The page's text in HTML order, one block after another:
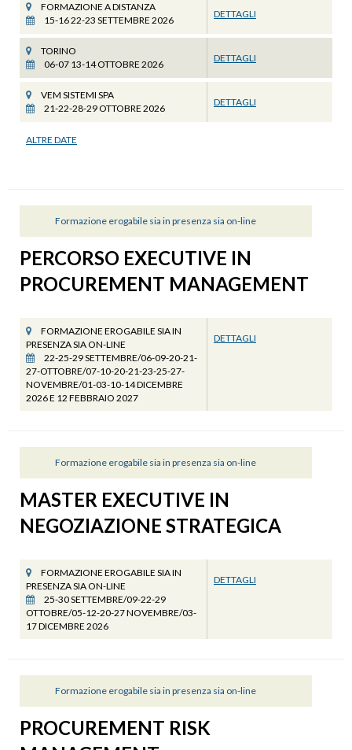
FORMAZIONE A DISTANZA
15-16 22-23 SETTEMBRE 2026
DETTAGLI
TORINO
06-07 13-14 OTTOBRE 2026
DETTAGLI
VEM SISTEMI SPA
21-22-28-29 OTTOBRE 2026
DETTAGLI
ALTRE DATE
Formazione erogabile sia in presenza sia on-line
PERCORSO EXECUTIVE IN
PROCUREMENT MANAGEMENT
FORMAZIONE EROGABILE SIA IN
PRESENZA SIA ON-LINE
22-25-29 SETTEMBRE/06-09-20-21-
27-OTTOBRE/07-10-20-21-23-25-27-
NOVEMBRE/01-03-10-14 DICEMBRE
2026 E 12 FEBBRAIO 2027
DETTAGLI
Formazione erogabile sia in presenza sia on-line
MASTER EXECUTIVE IN
NEGOZIAZIONE STRATEGICA
FORMAZIONE EROGABILE SIA IN
PRESENZA SIA ON-LINE
25-30 SETTEMBRE/09-22-29
OTTOBRE/05-12-20-27 NOVEMBRE/03-
17 DICEMBRE 2026
DETTAGLI
Formazione erogabile sia in presenza sia on-line
PROCUREMENT RISK